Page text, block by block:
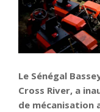
Le Sénégal
Cross River, a
de mécanisation